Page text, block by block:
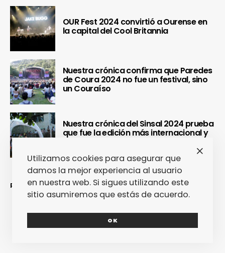
OUR Fest 2024 convirtió a Ourense en
la capital del Cool Britannia
Nuestra crónica confirma que Paredes
de Coura 2024 no fue un festival, sino
un Couraíso
Nuestra crónica del Sinsal 2024 prueba
que fue la edición más internacional y
REDES SOCIALES
Utilizamos cookies para asegurar que
damos la mejor experiencia al usuario
en nuestra web. Si sigues utilizando este
sitio asumiremos que estás de acuerdo.
OK